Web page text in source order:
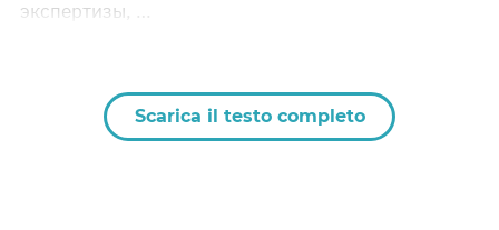
экспертизы, …
Scarica il testo completo